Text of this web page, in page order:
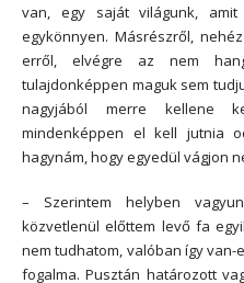
van, egy saját világunk,
egykönnyen. Másrészről,
erről, elvégre az nem
tulajdonképpen maguk sem
nagyjából merre kellene
mindenképpen el kell jutnia
hagynám, hogy egyedül vágjon
– Szerintem helyben
közvetlenül előttem levő fa
nem tudhatom, valóban így
fogalma. Pusztán határozott